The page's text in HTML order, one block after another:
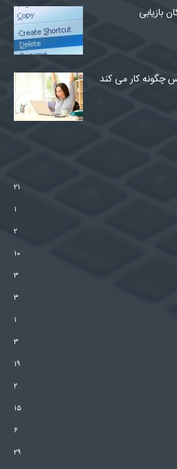
۲۱
۱
۲
۱۰
۳
۳
۱
۳
۱۹
۲
۱۵
۶
۲۹